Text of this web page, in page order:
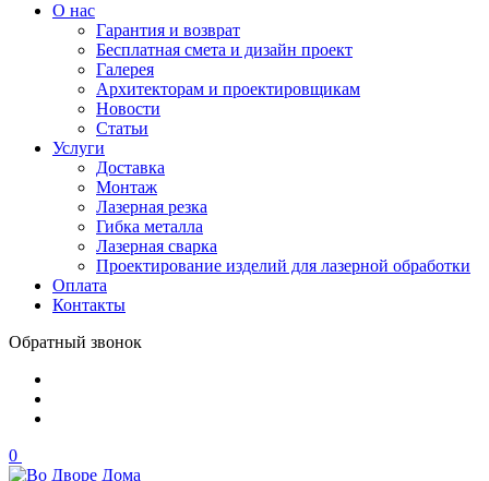
О нас
Гарантия и возврат
Бесплатная смета и дизайн проект
Галерея
Архитекторам и проектировщикам
Новости
Статьи
Услуги
Доставка
Монтаж
Лазерная резка
Гибка металла
Лазерная сварка
Проектирование изделий для лазерной обработки
Оплата
Контакты
Обратный звонок
0